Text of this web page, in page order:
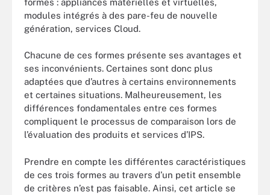
modules intégrés à des pare-feu de nouvelle
génération, services Cloud.
Chacune de ces formes présente ses avantages et
ses inconvénients. Certaines sont donc plus
adaptées que d’autres à certains environnements
et certaines situations. Malheureusement, les
différences fondamentales entre ces formes
compliquent le processus de comparaison lors de
l’évaluation des produits et services d’IPS.
Prendre en compte les différentes caractéristiques
de ces trois formes au travers d’un petit ensemble
de critères n’est pas faisable. Ainsi, cet article se